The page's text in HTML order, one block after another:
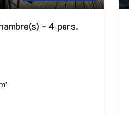
- 4 pers.